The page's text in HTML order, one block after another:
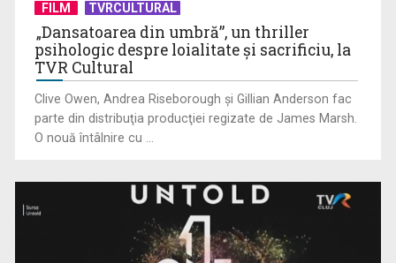
(P) De ce psihologii spun că un card cadou e, de fapt, un
cadou mai bun ...
FILM TVRCULTURAL
„Dansatoarea din umbră”, un thriller
psihologic despre loialitate și sacrificiu, la
TVR Cultural
Clive Owen, Andrea Riseborough şi Gillian Anderson fac
parte din distribuţia producţiei regizate de James Marsh.
O nouă întâlnire cu ...